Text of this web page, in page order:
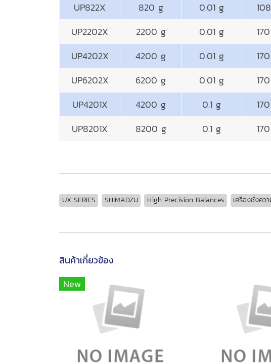
UP822X
820 g 0.01 g
UP2202X
2200 g 0.01 g
UP4202X
4200 g 0.01 g
UP6202X
6200 g 0.01 g
UP4201X
4200 g 0.1 g
UP8201X
8200 g 0.1 g
UX SERIES SHIMADZU High Precision Balances เครื่องชั่งคว
สินค้าเกี่ยวข้อง
New